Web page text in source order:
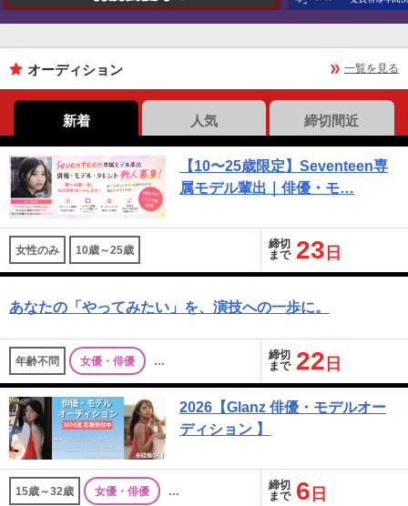
オーディション 一覧を見る
新着 人気 締切間近
【10〜25歳限定】Seventeen専
属モデル輩出｜俳優・モ…
女性のみ 10歳～25歳
締切
まで 23 日
あなたの「やってみたい」を、演技への一歩に。
年齢不問 女優・俳優 …
締切
まで 22 日
2026【Glanz 俳優・モデルオー
ディション 】
15歳～32歳 女優・俳優 …
締切
まで 6 日